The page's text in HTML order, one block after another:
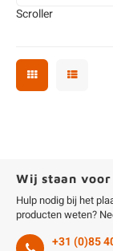
Scroller
Wij staan
Hulp nodig bij het
producten weten?
+31 (0)85